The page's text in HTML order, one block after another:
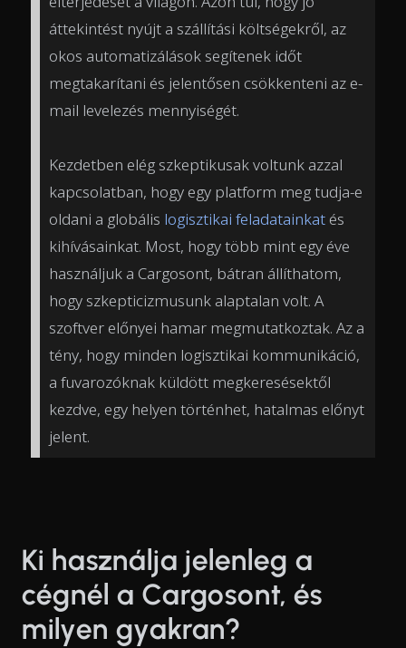
áttekintést nyújt a szállítási költségekről, az
okos automatizálások segítenek időt
megtakarítani és jelentősen csökkenteni az e-
mail levelezés mennyiségét.
Kezdetben elég szkeptikusak voltunk azzal
kapcsolatban, hogy egy platform meg tudja-e
oldani a globális logisztikai feladatainkat és
kihívásainkat. Most, hogy több mint egy éve
használjuk a Cargosont, bátran állíthatom,
hogy szkepticizmusunk alaptalan volt. A
szoftver előnyei hamar megmutatkoztak. Az a
tény, hogy minden logisztikai kommunikáció,
a fuvarozóknak küldött megkeresésektől
kezdve, egy helyen történhet, hatalmas előnyt
jelent.
Ki használja jelenleg a
cégnél a Cargosont, és
milyen gyakran?